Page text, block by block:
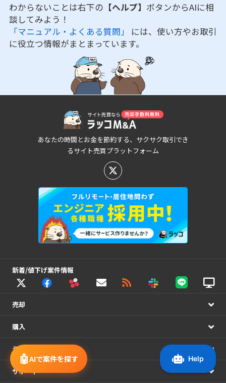
🤖AIで案件を探す
わからないことは右下の 【ヘルプ】 ボタンからAIに相
談してみよう！
「マニュアル・よくある質問」 には、使い方やお取引
に役立つ情報がまとまっています。
あなたの時間とお金を節約する、サクサク取引でき
るサイト売買プラットフォーム
新着/値下げ案件情報
売却
購入
ラッコM&A
サポート